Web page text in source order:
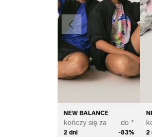
NEW BALANCE
kończy się za
2 dni
do *
-83% 2
Poprzedni